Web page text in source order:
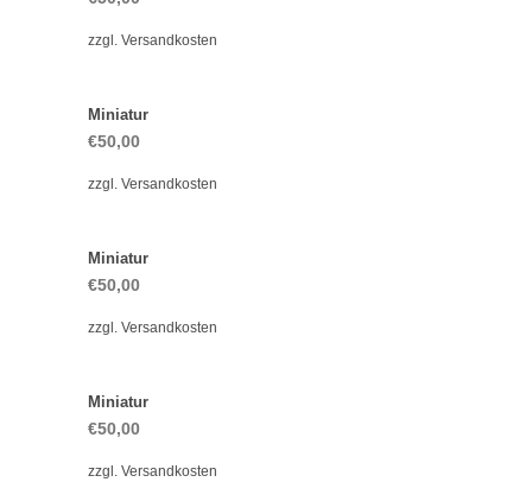
zzgl. Versandkosten
Miniatur
€50,00
zzgl. Versandkosten
Miniatur
€50,00
zzgl. Versandkosten
Miniatur
€50,00
zzgl. Versandkosten